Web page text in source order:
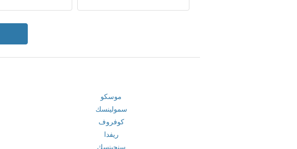
موسكو
سمولينسك
كوفروف
ريفدا
سنجينسك